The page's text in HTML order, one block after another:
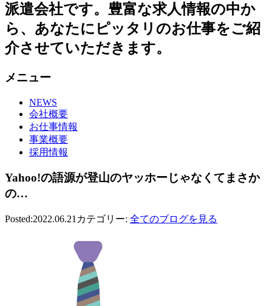
派遣会社です。豊富な求人情報の中か
ら、あなたにピッタリのお仕事をご紹
介させていただきます。
メニュー
NEWS
会社概要
お仕事情報
事業概要
採用情報
Yahoo!の語源が登山のヤッホーじゃなくてまさか
の…
Posted:2022.06.21 カテゴリー: 全てのブログを見る